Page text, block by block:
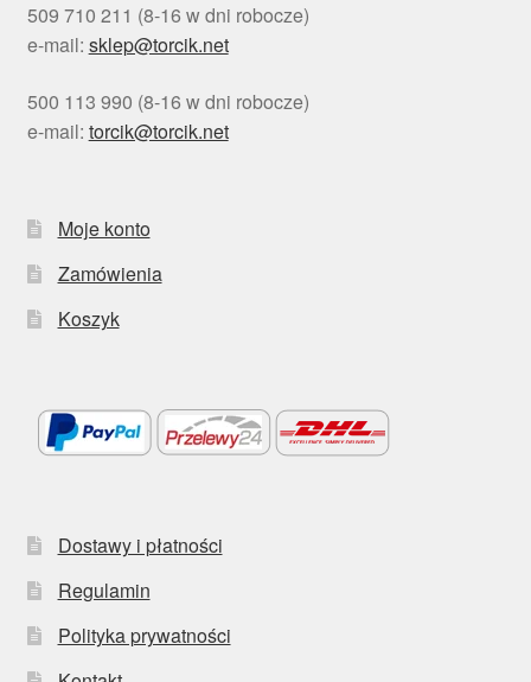
509 710 211 (8-16 w dni robocze)
e-mail: sklep@torcik.net
500 113 990 (8-16 w dni robocze)
e-mail: torcik@torcik.net
Moje konto
Zamówienia
Koszyk
Dostawy i płatności
Regulamin
Polityka prywatności